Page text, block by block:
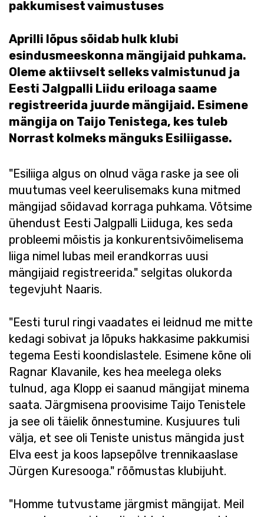
pakkumisest vaimustuses
Aprilli lõpus sõidab hulk klubi
esindusmeeskonna mängijaid puhkama.
Oleme aktiivselt selleks valmistunud ja
Eesti Jalgpalli Liidu eriloaga saame
registreerida juurde mängijaid. Esimene
mängija on Taijo Tenistega, kes tuleb
Norrast kolmeks mänguks Esiliigasse.
"Esiliiga algus on olnud väga raske ja see oli
muutumas veel keerulisemaks kuna mitmed
mängijad sõidavad korraga puhkama. Võtsime
ühendust Eesti Jalgpalli Liiduga, kes seda
probleemi mõistis ja konkurentsivõimelisema
liiga nimel lubas meil erandkorras uusi
mängijaid registreerida." selgitas olukorda
tegevjuht Naaris.
"Eesti turul ringi vaadates ei leidnud me mitte
kedagi sobivat ja lõpuks hakkasime pakkumisi
tegema Eesti koondislastele. Esimene kõne oli
Ragnar Klavanile, kes hea meelega oleks
tulnud, aga Klopp ei saanud mängijat minema
saata. Järgmisena proovisime Taijo Tenistele
ja see oli täielik õnnestumine. Kusjuures tuli
välja, et see oli Teniste unistus mängida just
Elva eest ja koos lapsepõlve trennikaaslase
Jürgen Kuresooga." rõõmustas klubijuht.
"Homme tutvustame järgmist mängijat. Meil